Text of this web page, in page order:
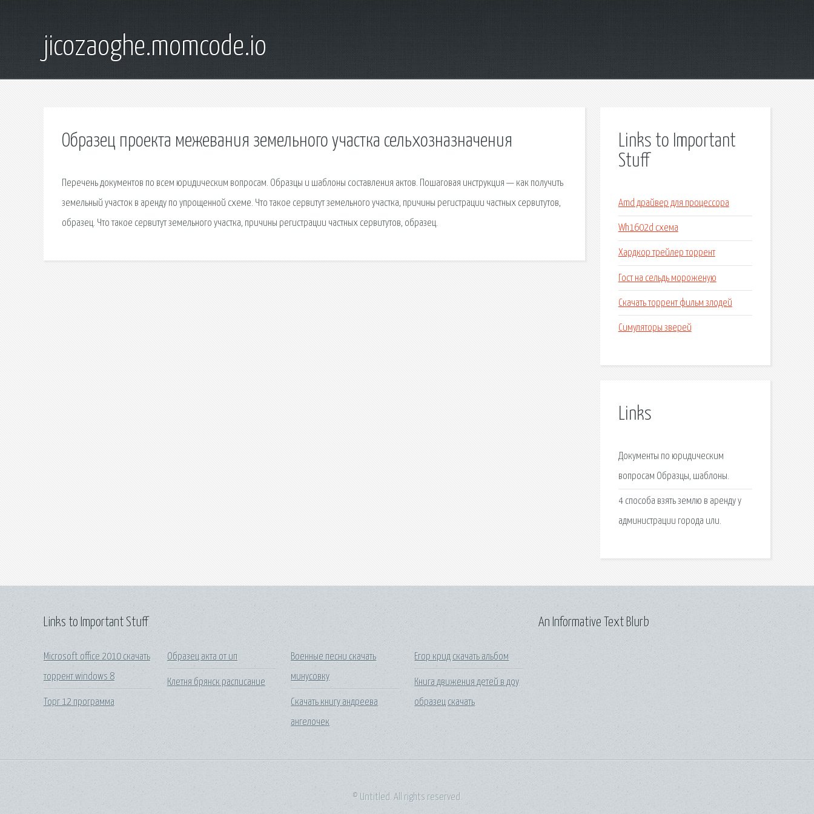
jicozaoghe.momcode.io
Образец проекта межевания земельного участка сельхозназначения
Перечень документов по всем юридическим вопросам. Образцы и шаблоны составления актов. Пошаговая инструкция — как получить
земельный участок в аренду по упрощенной схеме. Что такое сервитут земельного участка, причины регистрации частных сервитутов,
образец. Что такое сервитут земельного участка, причины регистрации частных сервитутов, образец.
Links to Important
Stuff
Amd драйвер для процессора
Wh1602d схема
Хардкор трейлер торрент
Гост на сельдь мороженую
Скачать торрент фильм злодей
Симуляторы зверей
Links
Документы по юридическим
вопросам Образцы, шаблоны.
4 способа взять землю в аренду у
администрации города или.
Links to Important Stuff
Microsoft office 2010 скачать
торрент windows 8
Торг 12 программа
Образец акта от ип
Клетня брянск расписание
Военные песни скачать
минусовку
Скачать книгу андреева
ангелочек
Егор крид скачать альбом
Книга движения детей в доу
образец скачать
An Informative Text Blurb
© Untitled. All rights reserved.